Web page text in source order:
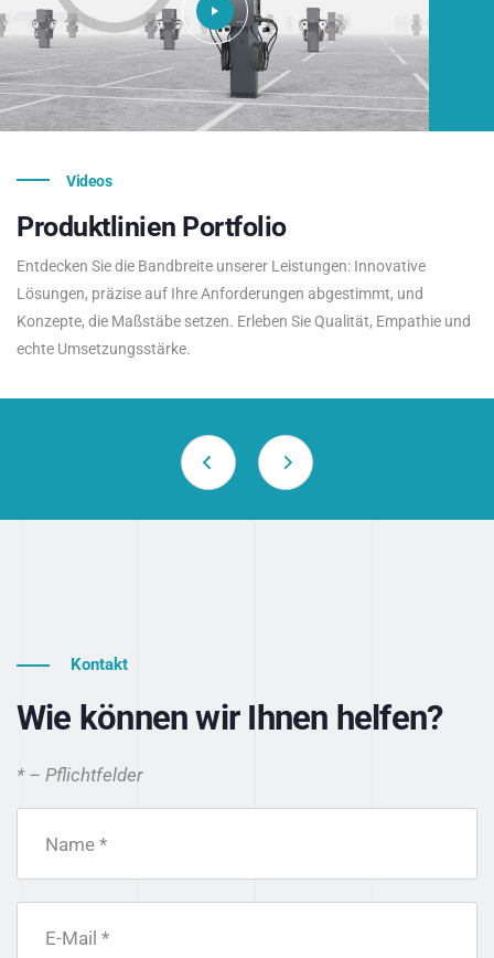
Videos
Produktlinien Portfolio
Entdecken Sie die Bandbreite unserer Leistungen: Innovative
Lösungen, präzise auf Ihre Anforderungen abgestimmt, und
Konzepte, die Maßstäbe setzen. Erleben Sie Qualität, Empathie und
echte Umsetzungsstärke.
Kontakt
Wie können wir Ihnen helfen?
* – Pflichtfelder
Name *
E-Mail *